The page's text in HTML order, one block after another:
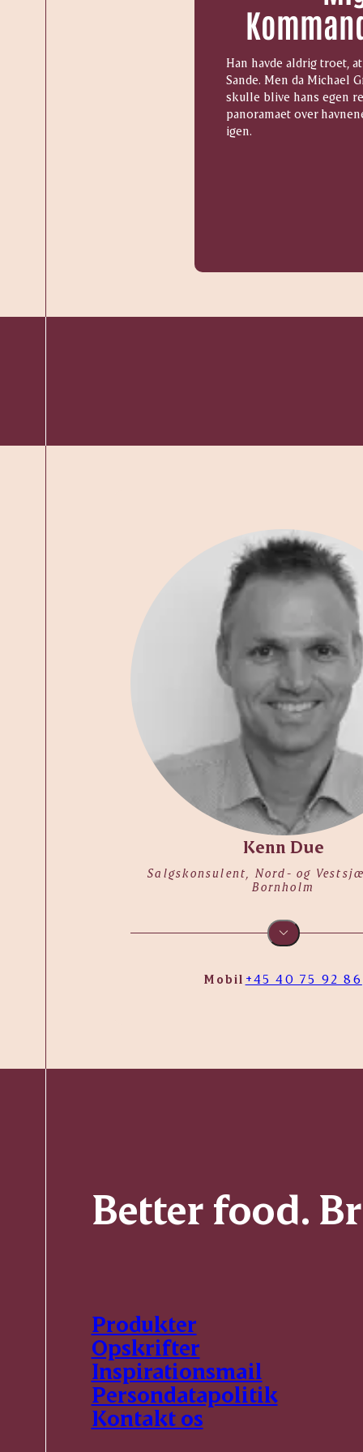
Han havde aldrig troet,
Sande. Men da Michael
skulle blive hans egen
panoramaet over
igen.
Kenn Due
Salgskonsulent, Nord- og
Bornholm
Mobil +45 40 75 92 86
Better food.
Produkter
Opskrifter
Inspirationsmail
Persondatapolitik
Kontakt os